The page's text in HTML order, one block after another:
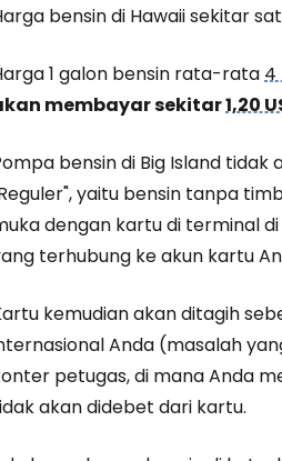
bensin di Hawaii sekitar
1 galon bensin rata-rata4
membayar sekitar1,20
bensin di Big Island
yaitu bensin tanpa
dengan kartu di terminal
terhubung ke akun kartu
kemudian akan ditagih
Anda (masalah
petugas, di mana Anda
akan didebet dari kartu.